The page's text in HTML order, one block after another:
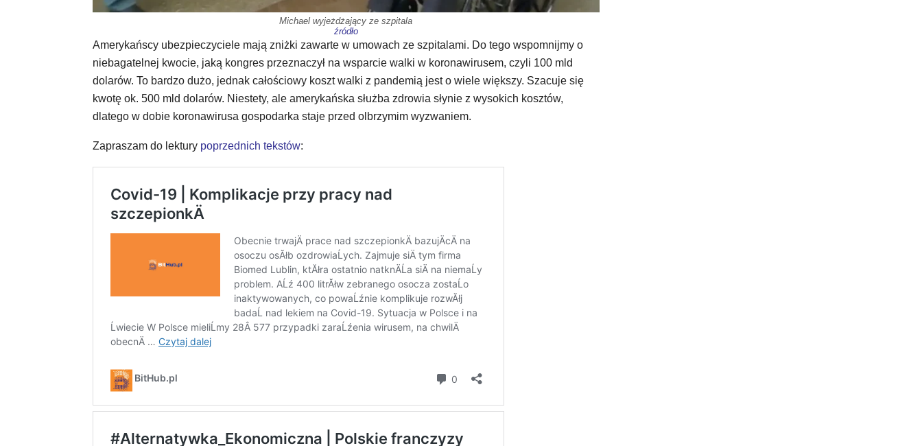
Michael wyjeżdżający ze szpitala
źródło
Amerykańscy ubezpieczyciele mają zniżki zawarte w umowach ze szpitalami. Do tego wspomnijmy o
niebagatelnej kwocie, jaką kongres przeznaczył na wsparcie walki w koronawirusem, czyli 100 mld
dolarów. To bardzo dużo, jednak całościowy koszt walki z pandemią jest o wiele większy. Szacuje się
kwotę ok. 500 mld dolarów. Niestety, ale amerykańska służba zdrowia słynie z wysokich kosztów,
dlatego w dobie koronawirusa gospodarka staje przed olbrzymim wyzwaniem.
Zapraszam do lektury poprzednich tekstów: